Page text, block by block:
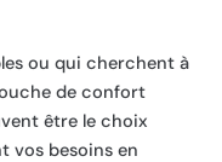
ou qui cherchent à
de confort
être le choix
vos besoins en